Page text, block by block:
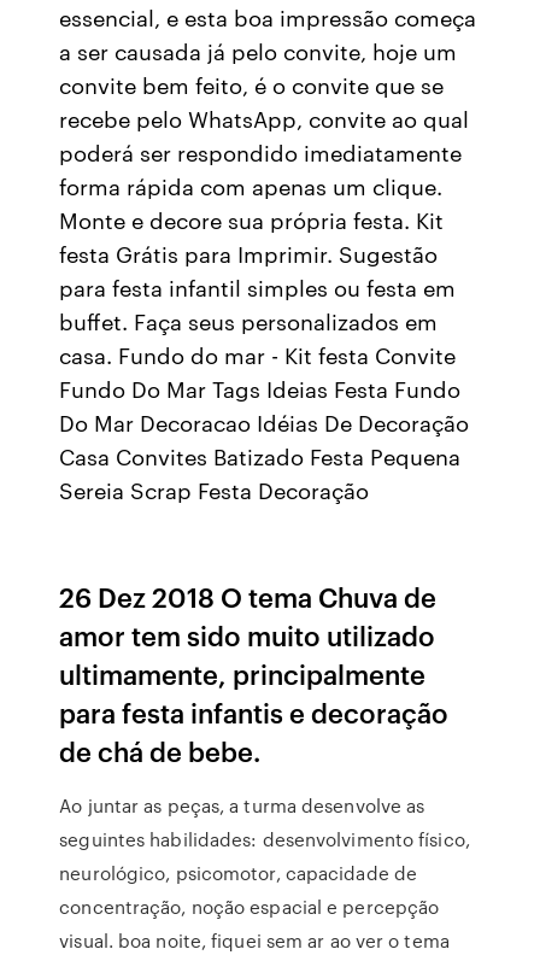
essencial, e esta boa impressão começa
a ser causada já pelo convite, hoje um
convite bem feito, é o convite que se
recebe pelo WhatsApp, convite ao qual
poderá ser respondido imediatamente
forma rápida com apenas um clique.
Monte e decore sua própria festa. Kit
festa Grátis para Imprimir. Sugestão
para festa infantil simples ou festa em
buffet. Faça seus personalizados em
casa. Fundo do mar - Kit festa Convite
Fundo Do Mar Tags Ideias Festa Fundo
Do Mar Decoracao Idéias De Decoração
Casa Convites Batizado Festa Pequena
Sereia Scrap Festa Decoração
26 Dez 2018 O tema Chuva de
amor tem sido muito utilizado
ultimamente, principalmente
para festa infantis e decoração
de chá de bebe.
Ao juntar as peças, a turma desenvolve as
seguintes habilidades: desenvolvimento físico,
neurológico, psicomotor, capacidade de
concentração, noção espacial e percepção
visual. boa noite, fiquei sem ar ao ver o tema